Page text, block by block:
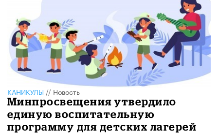
КАНИКУЛЫ // Новость
Минпросвещения утвердило
единую воспитательную
программу для детских лагерей